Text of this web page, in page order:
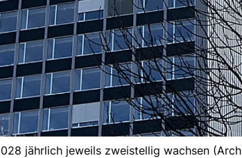
jährlich jeweils zweistellig wachsen